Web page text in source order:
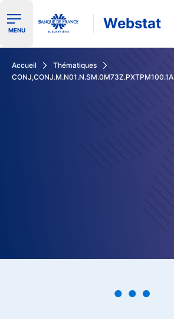
Ouvrir le menu de navigation
MENU Webstat
Accueil
Thématiques
CONJ,CONJ.M.N01.N.SM.0M73Z.PXTPM100.1A